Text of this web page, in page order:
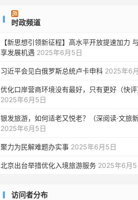
时政频道
【新思想引领新征程】高水平开放提速加力
享发展机遇 2025年6月5日
习近平会见白俄罗斯总统卢卡申科 2025年6
优化口岸营商环境没有最好，只有更好（快评
2025年6月5日
银发旅游，如何适老又悦老？（深阅读·文旅新
2025年6月5日
聚力为民解难题办实事 2025年6月5日
北京出台举措优化入境旅游服务 2025年6月5
访问者分布